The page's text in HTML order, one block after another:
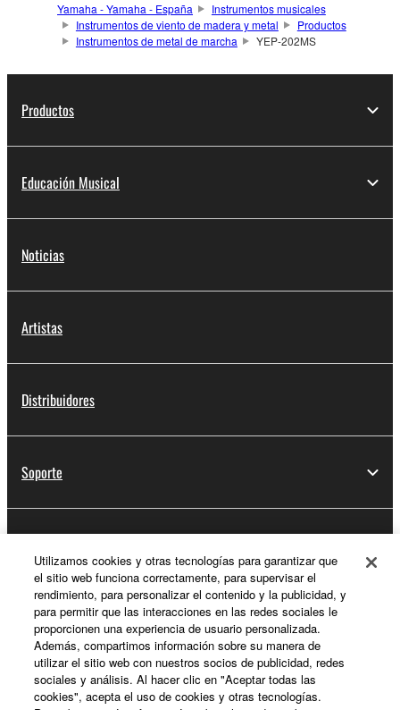
Yamaha - Yamaha - España
Instrumentos musicales
Instrumentos de viento de madera y metal
Productos
Instrumentos de metal de marcha
YEP-202MS
Productos
Educación Musical
Noticias
Artistas
Distribuidores
Soporte
Acerca de Yamaha
España - Spanish
Utilizamos cookies y otras tecnologías para garantizar que
el sitio web funciona correctamente, para supervisar el
rendimiento, para personalizar el contenido y la publicidad, y
para permitir que las interacciones en las redes sociales le
proporcionen una experiencia de usuario personalizada.
Además, compartimos información sobre su manera de
utilizar el sitio web con nuestros socios de publicidad, redes
sociales y análisis. Al hacer clic en "Aceptar todas las
cookies", acepta el uso de cookies y otras tecnologías.